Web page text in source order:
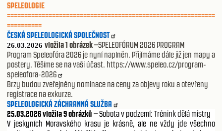
SPELEOLOGIE
============================================================
==========
ČESKÁ SPELEOLOGICKÁ SPOLEČNOST
26.03.2026 vložila 1 obrázek –SPELEOFÓRUM 2026 PROGRAM
Program Speleofóra 2026 je nyní naplněn. Přijímáme dále již jen mapy a
postery. Těšíme se na vaši účast. https://www.speleo.cz/program-
speleofora-2026
Brzy budou zveřejněny nominace na ceny za objevy roku a otevřeny
registrace na exkurze.
SPELEOLOGICKÁ ZÁCHRANNÁ SLUŽBA
25.03.2026 vložila 9 obrázků –Sobota v podzemí: Trénink dělá mistry
V jeskyních Moravského krasu je krásně, ale ne vždy jde všechno